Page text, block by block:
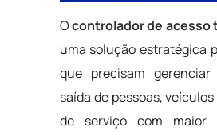
Ocontrolador de acesso
uma solução estratégica
que precisam
saída de pessoas,
de serviço com maior